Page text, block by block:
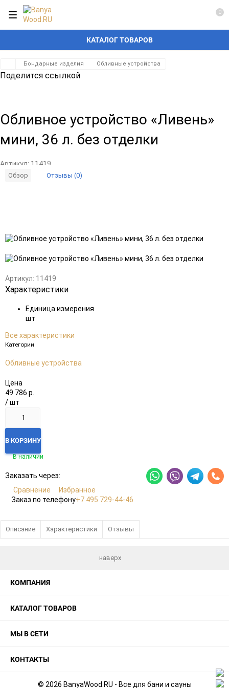
КАТАЛОГ ТОВАРОВ
0
Бондарные изделия Обливные устройства
Поделится ссылкой
Обливное устройство «Ливень»
мини, 36 л. без отделки
Артикул: 11419
Обзор Отзывы (0)
в
к
Артикул: 11419
Характеристики
Единица измерения
шт
Все характеристики
Категории
Обливные устройства
Цена
49 786 р.
/ шт
В КОРЗИНУ
В наличии
Заказать через:
Сравнение
Избранное
Заказ по телефону+7 495 729-44-46
Описание Характеристики Отзывы
наверх
КОМПАНИЯ
КАТАЛОГ ТОВАРОВ
МЫ В СЕТИ
КОНТАКТЫ
© 2026 BanyaWood.RU - Все для бани и сауны